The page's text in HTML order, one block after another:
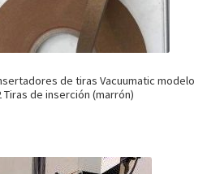
de tiras Vacuumatic modelo
Tiras de inserción (marrón)